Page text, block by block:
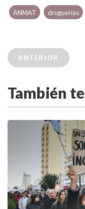
ANMAT droguerías
ANTERIOR
También